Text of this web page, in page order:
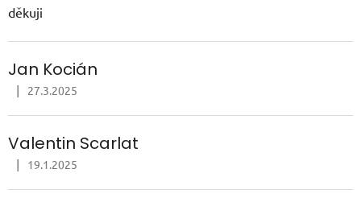
děkuji
Jan Kocián
Hodnocení obchodu je 5 z 5 hvězdiček.
| 27.3.2025
Valentin Scarlat
Hodnocení obchodu je 5 z 5 hvězdiček.
| 19.1.2025